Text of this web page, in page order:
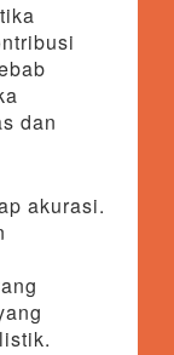
dan
akurasi.